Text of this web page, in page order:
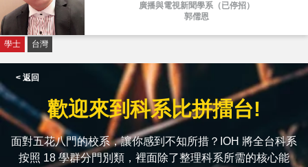
廣播與電視新聞學系（已停招）
郭儒恩
學士 台灣
< 返回
歡迎來到科系比拼擂台!
面對五花八門的校系，讓你感到不知所措？IOH 將全台科系
按照 18 學群分門別類，裡面除了整理科系所需的核心能